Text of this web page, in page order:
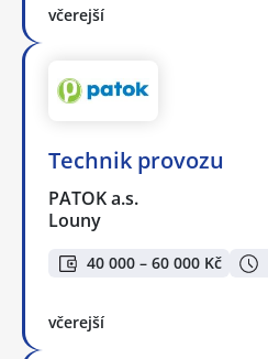
včerejší
Technik provozu
PATOK a.s.
Louny
40 000 – 60 000 Kč
včerejší